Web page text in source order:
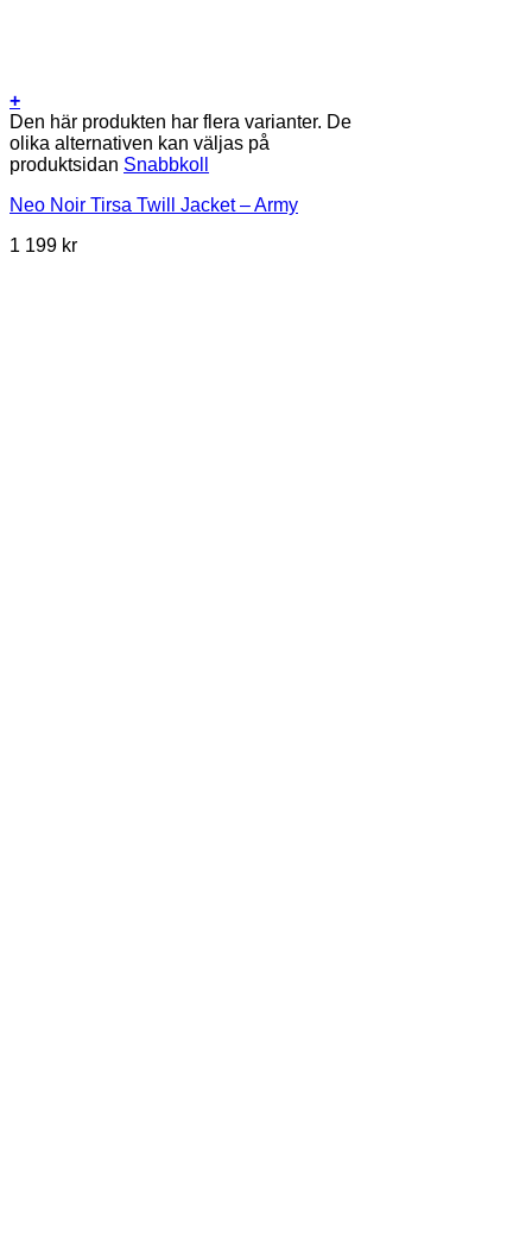
+
Den här produkten har flera varianter. De
olika alternativen kan väljas på
produktsidan Snabbkoll
Neo Noir Tirsa Twill Jacket – Army
1 199 kr